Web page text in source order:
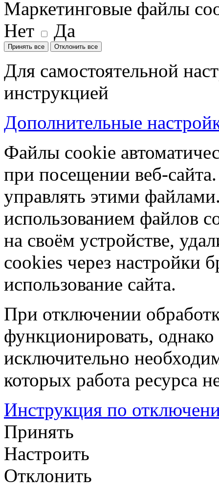
Маркетинговые файлы
Нет
Да
Принять все Отклонить все
Для самостоятельной
инструкцией
Дополнительные
Файлы cookie
при посещении веб-
управлять этими
использованием файлов
на своём устройстве,
cookies через настройки
использование сайта.
При отключении
функционировать, однако
исключительно
которых работа ресурса
Инструкция по
Принять
Настроить
Отклонить